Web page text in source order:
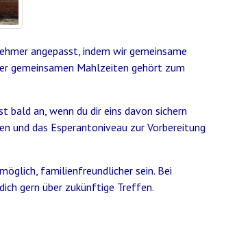
angepasst, indem wir gemeinsame
gemeinsamen Mahlzeiten gehört zum
an, wenn du dir eins davon sichern
und das Esperantoniveau zur Vorbereitung
familienfreundlicher sein. Bei
gern über zukünftige Treffen.